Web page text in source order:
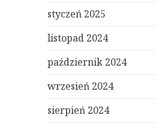
styczeń 2025
listopad 2024
październik 2024
wrzesień 2024
sierpień 2024